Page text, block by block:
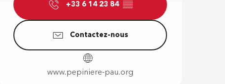
+33 6 14 23 84 ▒▒
Contactez-nous
www.pepiniere-pau.org